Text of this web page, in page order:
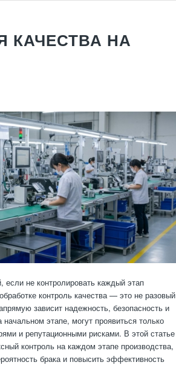
КАЧЕСТВА НА
если не контролировать каждый этап
контроль качества — это не разовый
зависит надежность, безопасность и
этапе, могут проявиться только
и репутационными рисками. В этой статье
контроль на каждом этапе производства,
брака и повысить эффективность